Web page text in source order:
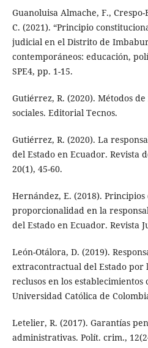
Guanoluisa Almache, F.,
C. (2021). “Principio
judicial en el Distrito de
contemporáneos: educación,
SPE4, pp. 1-15.
Gutiérrez, R. (2020). Métodos
sociales. Editorial Tecnos.
Gutiérrez, R. (2020). La
del Estado en Ecuador. Revista
20(1), 45-60.
Hernández, E. (2018).
proporcionalidad en la
del Estado en Ecuador. Revista
León-Otálora, D. (2019).
extracontractual del Estado por
reclusos en los establecimientos
Universidad Católica de
Letelier, R. (2017). Garantías
administrativas. Polít. crim.,